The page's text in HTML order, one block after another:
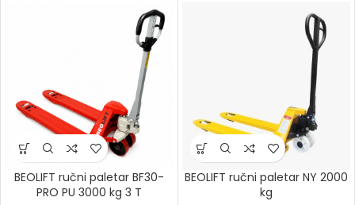
BEOLIFT ručni paletar BF30-
PRO PU 3000 kg 3 T
BEOLIFT ručni paletar NY 2000
kg